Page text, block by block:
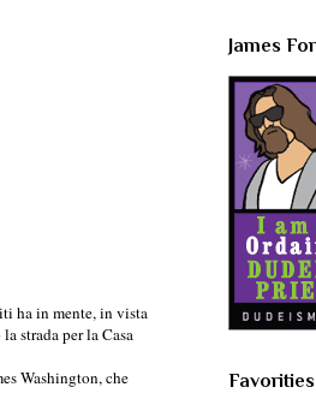
ha in mente, in vista
strada per la Casa
Washington, che
James
Favorities